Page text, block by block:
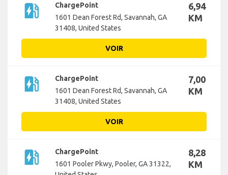
ev_station
ChargePoint
1601 Dean Forest Rd, Savannah, GA
31408, United States
6,94
KM
VOIR
ev_station
ChargePoint
1601 Dean Forest Rd, Savannah, GA
31408, United States
7,00
KM
VOIR
ev_station
ChargePoint
1601 Pooler Pkwy, Pooler, GA 31322,
8,28
KM